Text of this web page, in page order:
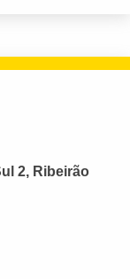
2, Ribeirão